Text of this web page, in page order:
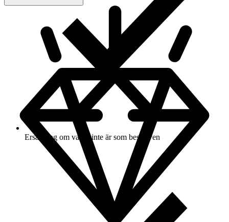
Ersättning om varan inte är som beskriven